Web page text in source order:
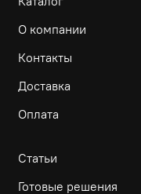
О компании
Контакты
Доставка
Оплата
Статьи
Готовые решения